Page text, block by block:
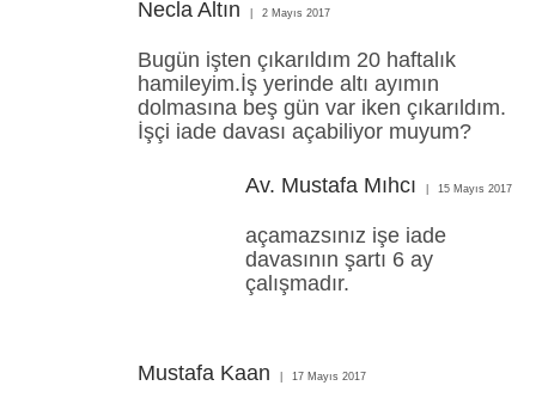
Necla Altın 2 Mayıs 2017
Bugün işten çıkarıldım 20 haftalık
hamileyim.İş yerinde altı ayımın
dolmasına beş gün var iken çıkarıldım.
İşçi iade davası açabiliyor muyum?
Av. Mustafa Mıhcı 15 Mayıs 2017
açamazsınız işe iade
davasının şartı 6 ay
çalışmadır.
Mustafa Kaan 17 Mayıs 2017